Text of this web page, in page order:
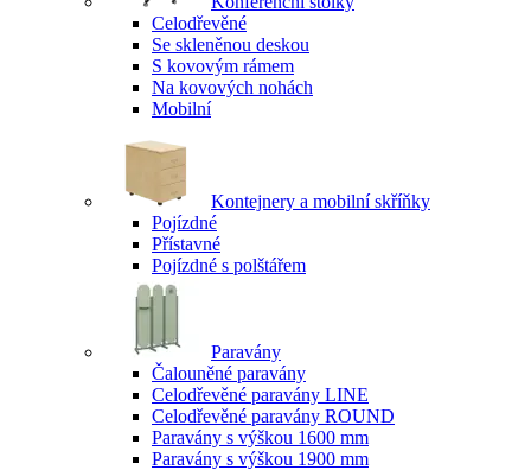
Celodřevěné
Se skleněnou deskou
S kovovým rámem
Na kovových nohách
Mobilní
Kontejnery a mobilní skříňky
Pojízdné
Přístavné
Pojízdné s polštářem
Paravány
Čalouněné paravány
Celodřevěné paravány LINE
Celodřevěné paravány ROUND
Paravány s výškou 1600 mm
Paravány s výškou 1900 mm